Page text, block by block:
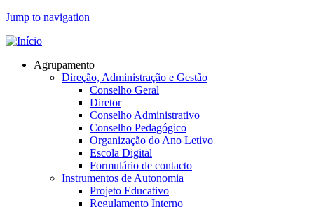
Jump to navigation
Agrupamento
Direção, Administração e Gestão
Conselho Geral
Diretor
Conselho Administrativo
Conselho Pedagógico
Organização do Ano Letivo
Escola Digital
Formulário de contacto
Instrumentos de Autonomia
Projeto Educativo
Regulamento Interno